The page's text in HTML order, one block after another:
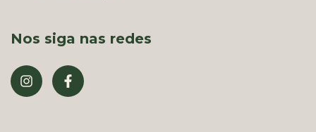
Nos siga nas redes